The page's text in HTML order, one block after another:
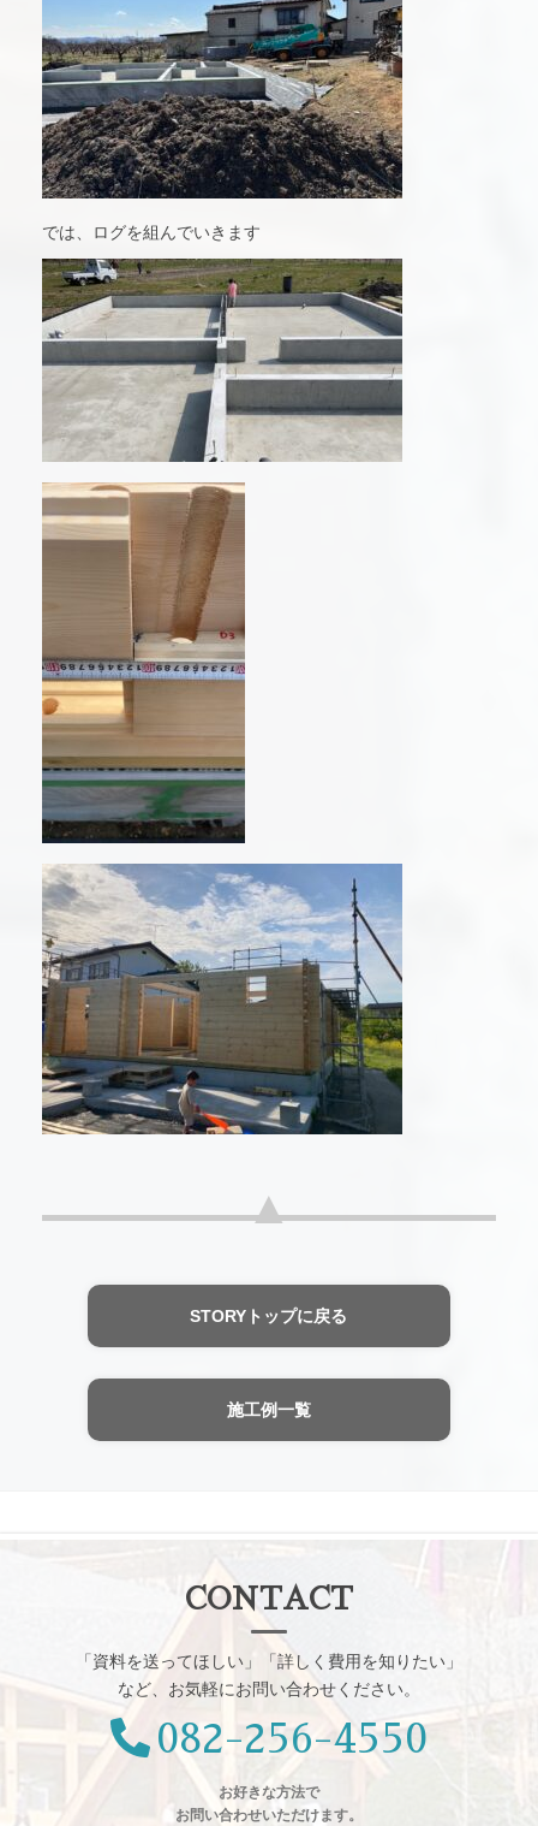
では、ログを組んでいきます
STORYトップに戻る
施工例一覧
CONTACT
「資料を送ってほしい」「詳しく費用を知りたい」
など、お気軽にお問い合わせください。
082-256-4550
お好きな方法で
お問い合わせいただけます。